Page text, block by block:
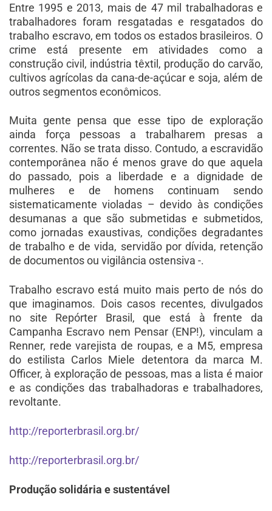
Entre 1995 e 2013, mais de 47 mil trabalhadoras e
trabalhadores foram resgatadas e resgatados do
trabalho escravo, em todos os estados brasileiros. O
crime está presente em atividades como a
construção civil, indústria têxtil, produção do carvão,
cultivos agrícolas da cana-de-açúcar e soja, além de
outros segmentos econômicos.
Muita gente pensa que esse tipo de exploração
ainda força pessoas a trabalharem presas a
correntes. Não se trata disso. Contudo, a escravidão
contemporânea não é menos grave do que aquela
do passado, pois a liberdade e a dignidade de
mulheres e de homens continuam sendo
sistematicamente violadas – devido às condições
desumanas a que são submetidas e submetidos,
como jornadas exaustivas, condições degradantes
de trabalho e de vida, servidão por dívida, retenção
de documentos ou vigilância ostensiva -.
Trabalho escravo está muito mais perto de nós do
que imaginamos. Dois casos recentes, divulgados
no site Repórter Brasil, que está à frente da
Campanha Escravo nem Pensar (ENP!), vinculam a
Renner, rede varejista de roupas, e a M5, empresa
do estilista Carlos Miele detentora da marca M.
Officer, à exploração de pessoas, mas a lista é maior
e as condições das trabalhadoras e trabalhadores,
revoltante.
http://reporterbrasil.org.br/
http://reporterbrasil.org.br/
Produção solidária e sustentável